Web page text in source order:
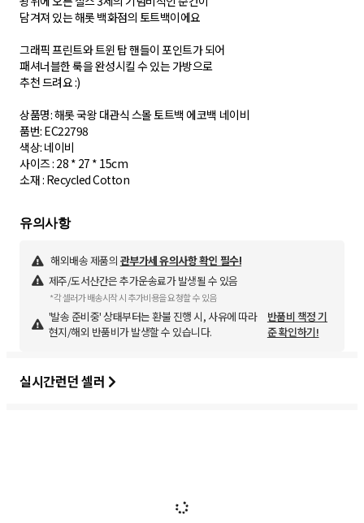
담겨져 있는 해롯 백화점의 토트백이에요
그래픽 프린트와 트윈 탑 핸들이 포인트가 되어
패셔너블한 룩을 완성시킬 수 있는 가방으로
추천 드려요 :)
상품명: 해롯 국왕 대관식 스몰 토트백 에코백 네이비
품번: EC22798
색상: 네이비
사이즈 : 28 * 27 * 15cm
유의사항
해외배송 제품의 관부가세 유의사항 확인 필수!
제주/도서산간은 추가운송료가 발생될 수 있음
*각 셀러가 배송시작 시 추가비용을 요청할 수 있음
'발송 준비중' 상태부터는 환불 진행 시, 사유에 따라
현지/해외 반품비가 발생할 수 있습니다.
반품비 책정 기
준 확인하기!
실시간런던 셀러